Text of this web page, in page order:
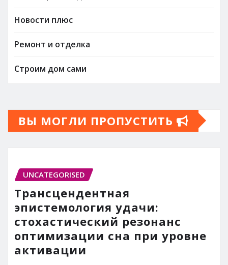
Новости плюс
Ремонт и отделка
Строим дом сами
ВЫ МОГЛИ ПРОПУСТИТЬ
UNCATEGORISED
Трансцендентная
эпистемология удачи:
стохастический резонанс
оптимизации сна при уровне
активации